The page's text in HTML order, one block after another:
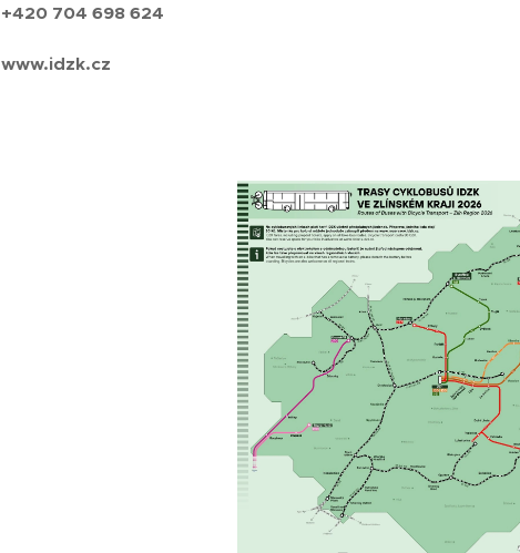
+420 704 698 624
www.idzk.cz